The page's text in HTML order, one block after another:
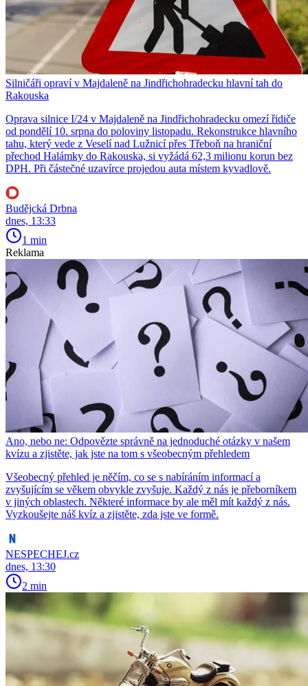
Silničáři opraví v Majdaleně na Jindřichohradecku hlavní tah do
Rakouska
Oprava silnice I/24 v Majdaleně na Jindřichohradecku omezí řidiče
od pondělí 10. srpna do poloviny listopadu. Rekonstrukce hlavního
tahu, který vede z Veselí nad Lužnicí přes Třeboň na hraniční
přechod Halámky do Rakouska, si vyžádá 62,3 milionu korun bez
DPH. Při částečné uzavírce projedou auta místem kyvadlově.
Budějcká Drbna
dnes, 13:33
1 min
Reklama
Ano, nebo ne: Odpovězte správně na jednoduché otázky v našem
kvízu a zjistěte, jak jste na tom s všeobecným přehledem
Všeobecný přehled je něčím, co se s nabíráním informací a
zvyšujícím se věkem obvykle zvyšuje. Každý z nás je přeborníkem
v jiných oblastech. Některé informace by ale měl mít každý z nás.
Vyzkoušejte náš kvíz a zjistěte, zda jste ve formě.
NESPECHEJ.cz
dnes, 13:30
2 min